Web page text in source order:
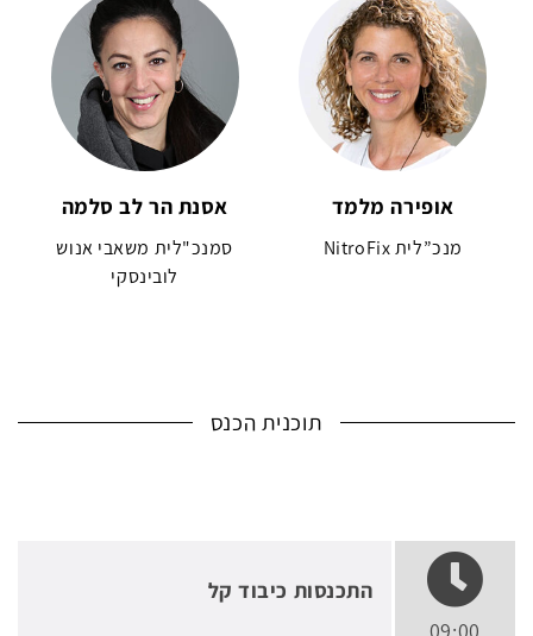
אופירה מלמד
מנכ”לית NitroFix
אסנת הר לב סלמה
סמנכ"לית משאבי אנוש
לובינסקי
תוכנית הכנס
התכנסות כיבוד קל